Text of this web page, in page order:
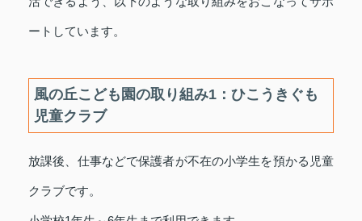
ートしています。
風の丘こども園の取り組み1：ひこうきぐも
児童クラブ
放課後、仕事などで保護者が不在の小学生を預かる児童
クラブです。